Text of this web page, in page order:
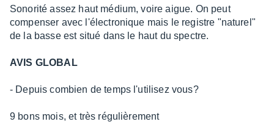
Sonorité assez haut médium, voire aigue. On peut
compenser avec l'électronique mais le registre "naturel"
de la basse est situé dans le haut du spectre.
AVIS GLOBAL
- Depuis combien de temps l'utilisez vous?
9 bons mois, et très régulièrement